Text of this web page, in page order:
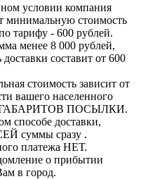
условии компания
минимальную стоимость
тарифу - 600 рублей.
менее 8 000 рублей,
доставки составит от 600
стоимость зависит от
вашего населенного
ГАБАРИТОВ ПОСЫЛКИ.
способе доставки,
суммы сразу .
платежа НЕТ.
о прибытии
в город.